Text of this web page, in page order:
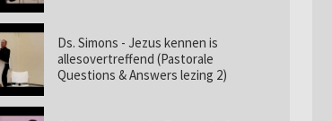
Ds. Simons - Jezus kennen is
allesovertreffend (Pastorale
Questions & Answers lezing 2)